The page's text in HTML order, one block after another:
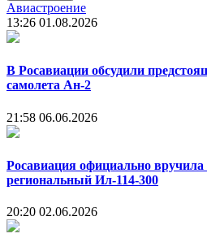
Авиастроение
13:26 01.08.2026
В Росавиации обсудили
самолета Ан-2
21:58 06.06.2026
Росавиация официально вручила
региональный Ил-114-300
20:20 02.06.2026